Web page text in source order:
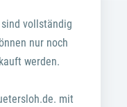
vollständig
nur noch
werden.
mit